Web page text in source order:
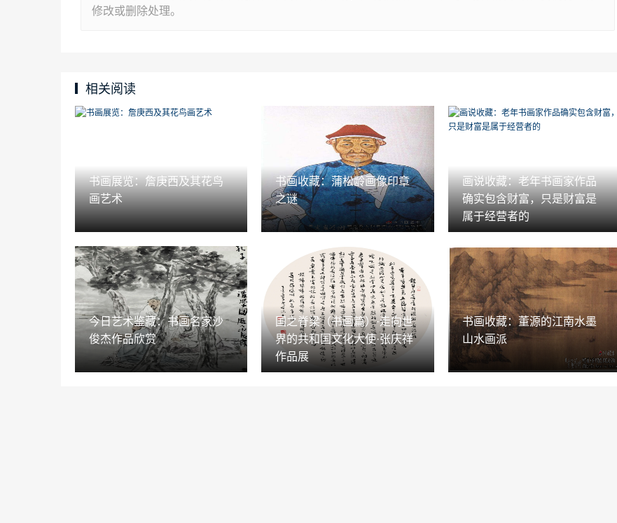
修改或删除处理。
相关阅读
书画展览：詹庚西及其花鸟
画艺术
书画收藏：蒲松龄画像印章
之谜
画说收藏：老年书画家作品
确实包含财富，只是财富是
属于经营者的
今日艺术鉴藏：书画名家沙
俊杰作品欣赏
国之脊梁（书画篇）·走向世
界的共和国文化大使·张庆祥
作品展
书画收藏：董源的江南水墨
山水画派